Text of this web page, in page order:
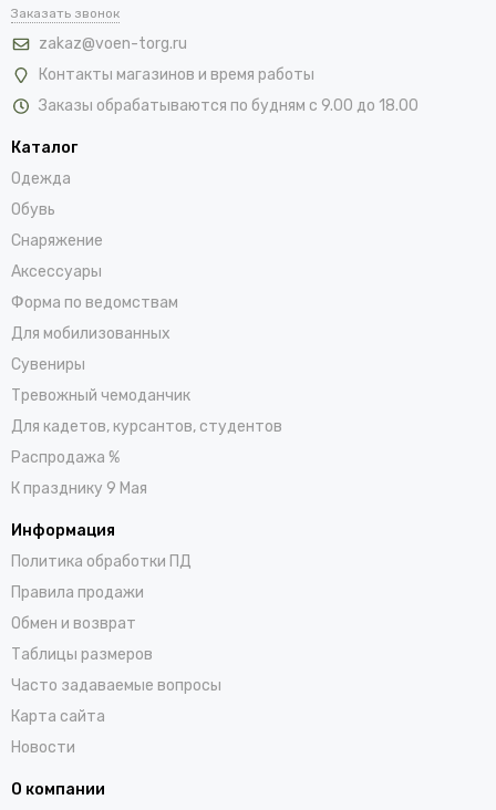
Заказать звонок
zakaz@voen-torg.ru
Контакты магазинов и время работы
Заказы обрабатываются по будням с 9.00 до 18.00
Каталог
Одежда
Обувь
Снаряжение
Аксессуары
Форма по ведомствам
Для мобилизованных
Сувениры
Тревожный чемоданчик
Для кадетов, курсантов, студентов
Распродажа %
К празднику 9 Мая
Информация
Политика обработки ПД
Правила продажи
Обмен и возврат
Таблицы размеров
Часто задаваемые вопросы
Карта сайта
Новости
О компании